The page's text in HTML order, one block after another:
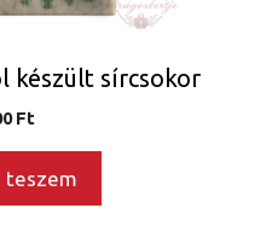
készült sírcsokor
Ft
teszem